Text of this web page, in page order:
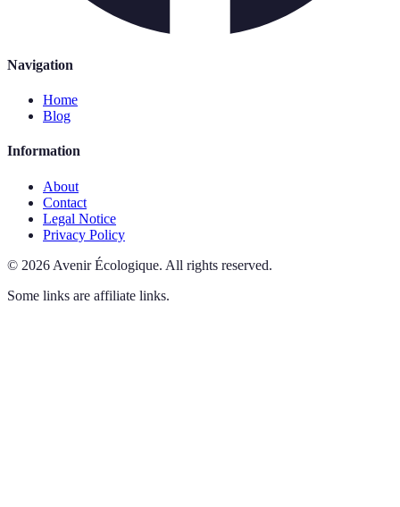
Navigation
Home
Blog
Information
About
Contact
Legal Notice
Privacy Policy
© 2026 Avenir Écologique. All rights reserved.
Some links are affiliate links.